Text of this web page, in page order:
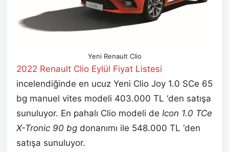
Yeni Renault Clio
2022 Renault Clio Eylül Fiyat Listesi
incelendiğinde en ucuz Yeni Clio Joy 1.0 SCe 65
bg manuel vites modeli 403.000 TL ‘den satışa
sunuluyor. En pahalı Clio modeli de Icon 1.0 TCe
X-Tronic 90 bg donanımı ile 548.000 TL ‘den
satışa sunuluyor.